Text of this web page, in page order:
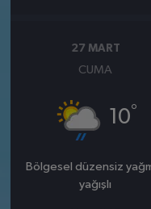
27 MART
CUMA
10°
Bölgesel düzensiz
yağışlı